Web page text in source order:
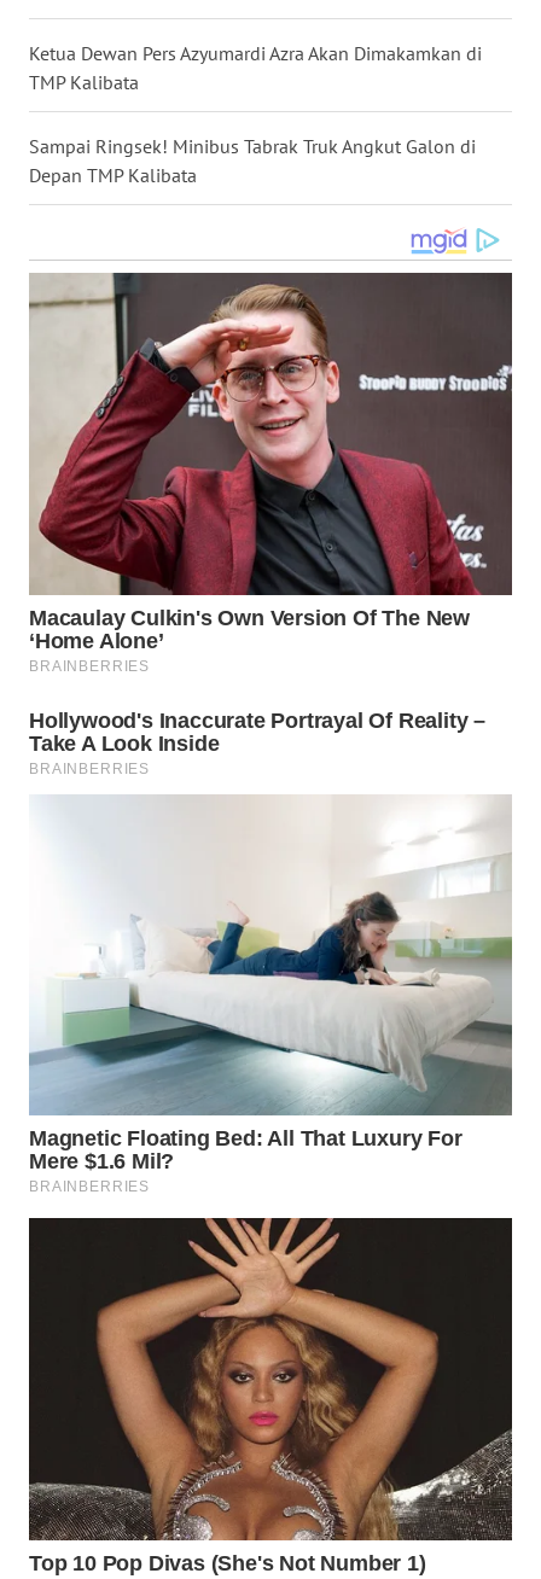
Ketua Dewan Pers Azyumardi Azra Akan Dimakamkan di
TMP Kalibata
Sampai Ringsek! Minibus Tabrak Truk Angkut Galon di
Depan TMP Kalibata
NUSANTARA
WN
JOGJA
WN
WN
KALBAR
WN
KALTENG
WN
KALTARA
WN
WN
KALTIM
GORONTALO
WN
SULUT
MALUKU
WN
MALUT
WN
NIAS
WN